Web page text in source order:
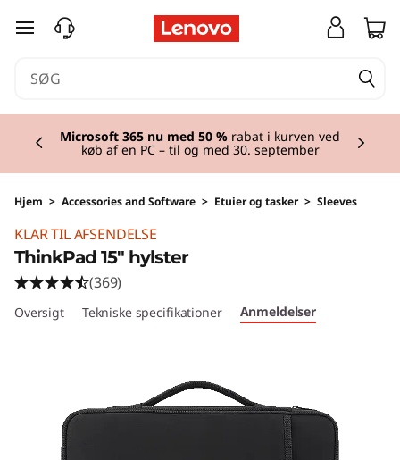
spring til hovedindhold
Microsoft 365 nu med 50 % rabat i kurven ved
køb af en PC – til og med 30. september
Hjem > Accessories and Software > Etuier og tasker > Sleeves
KLAR TIL AFSENDELSE
ThinkPad 15" hylster
(369)
Oversigt Tekniske specifikationer Anmeldelser